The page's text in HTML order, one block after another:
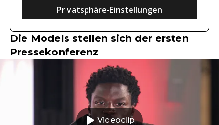
Privatsphäre-Einstellungen
Die Models stellen sich der ersten
Pressekonferenz
Videoclip